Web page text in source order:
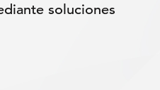
soluciones